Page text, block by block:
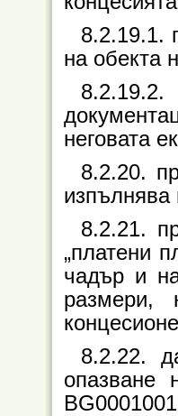
8.2.19.1.
на обекта
8.2.19.2.
неговата
8.2.20.
изпълнява
8.2.21.
„платени
чадър и
размери,
8.2.22.
опазване